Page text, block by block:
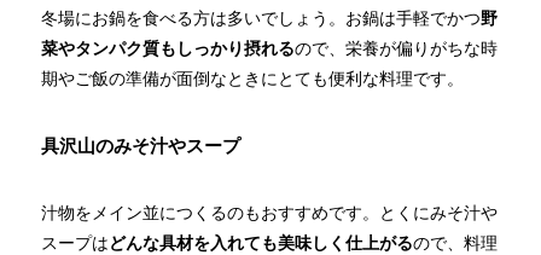
冬場にお鍋を食べる方は多いでしょう。お鍋は手軽でかつ野
菜やタンパク質もしっかり摂れるので、栄養が偏りがちな時
期やご飯の準備が面倒なときにとても便利な料理です。
具沢山のみそ汁やスープ
汁物をメイン並につくるのもおすすめです。とくにみそ汁や
スープはどんな具材を入れても美味しく仕上がるので、料理